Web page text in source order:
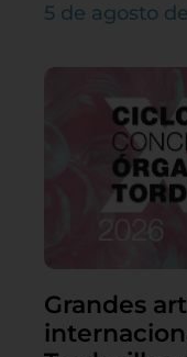
5 de agosto
Grandes